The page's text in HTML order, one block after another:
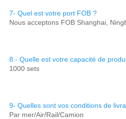
7- Quel est votre port FOB ?
Nous acceptons FOB Shanghai,
8.- Quelle est votre capacité de
1000 sets
9- Quelles sont vos conditions de
Par mer/Air/Rail/Camion